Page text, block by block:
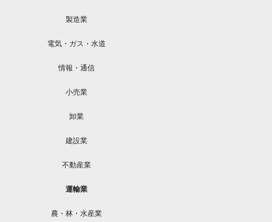
製造業
電気・ガス・水道
情報・通信
小売業
卸業
建設業
不動産業
運輸業
農・林・水産業